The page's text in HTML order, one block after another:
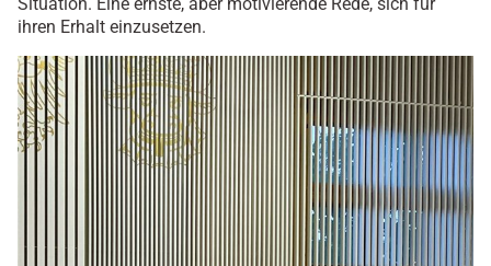
ihren Erhalt einzusetzen.